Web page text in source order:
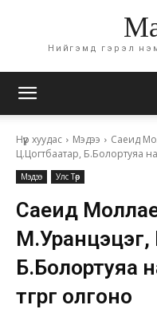
Нийгэмд гэрэл
Нүүр хуудас Мэдээ
Саеид
Ц.Цогтбаатар, Б.Болортуяа
Мэдээ Улс Төр
Саеид
М.Уранцэцэг,
Б.Болортуяа
төгрөг олгоно